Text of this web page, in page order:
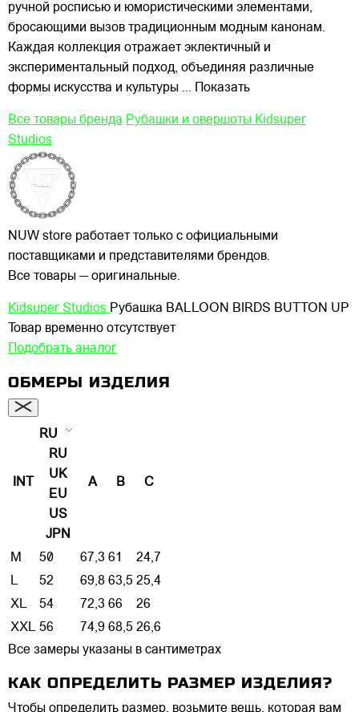
ручной росписью и юмористическими элементами,
бросающими вызов традиционным модным канонам.
Каждая коллекция отражает эклектичный и
экспериментальный подход, объединяя различные
формы искусства и культуры ... Показать
Все товары бренда Рубашки и овершоты Kidsuper
Studios
NUW store работает только с официальными
поставщиками и представителями брендов.
Все товары — оригинальные.
Kidsuper Studios Рубашка BALLOON BIRDS BUTTON UP
Товар временно отсутствует
Подобрать аналог
ОБМЕРЫ ИЗДЕЛИЯ
INT
RU
RU
UK
EU
US
JPN
A B C
M 50 67,3 61
24,7
L
52 69,8 63,5 25,4
XL
54 72,3 66
26
XXL 56 74,9 68,5 26,6
Все замеры указаны в сантиметрах
КАК ОПРЕДЕЛИТЬ РАЗМЕР ИЗДЕЛИЯ?
Чтобы определить размер, возьмите вещь, которая вам